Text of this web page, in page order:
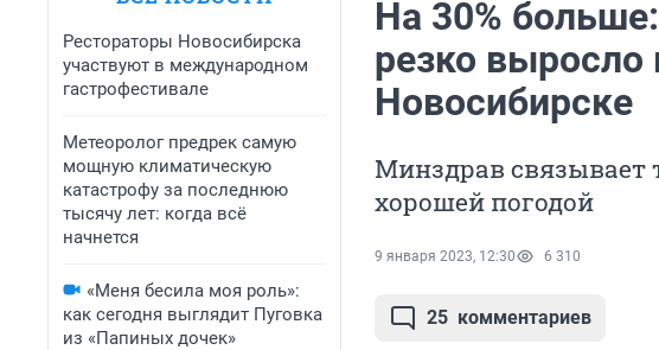
Рестораторы Новосибирска
участвуют в международном
гастрофестивале
Метеоролог предрек самую
мощную климатическую
катастрофу за последнюю
тысячу лет: когда всё
начнется
«Меня бесила моя роль»:
как сегодня выглядит Пуговка
из «Папиных дочек»
На 30%
резко выросло
Новосибирске
Минздрав
хорошей погодой
9 января 2023, 12:30 6 310
25 комментариев